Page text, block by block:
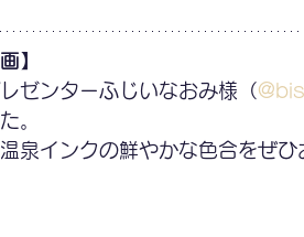
】
ゼンターふじいなおみ様（
。
泉インクの鮮やかな色合をぜ